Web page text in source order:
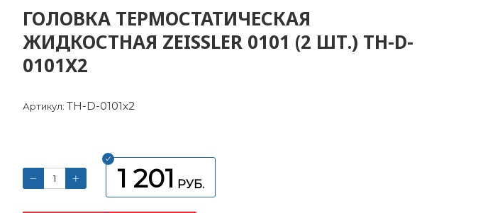
ГОЛОВКА ТЕРМОСТАТИЧЕСКАЯ
ЖИДКОСТНАЯ ZEISSLER 0101 (2 ШТ.) TH-D-
0101X2
Артикул: TH-D-0101x2
1 201 РУБ.